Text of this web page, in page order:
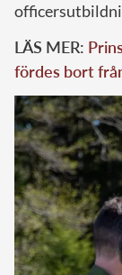
LÄS MER:
fördes bort